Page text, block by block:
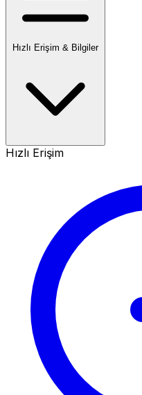
Hızlı Erişim & Bilgiler
Hızlı Erişim